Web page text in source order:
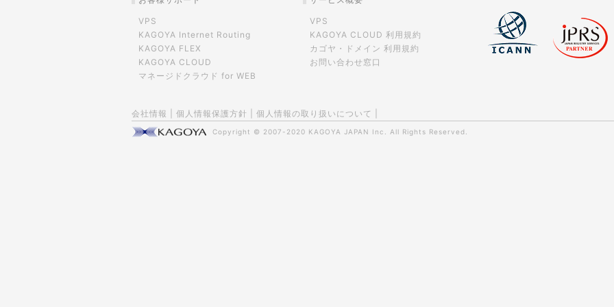
VPS
KAGOYA Internet Routing
KAGOYA FLEX
KAGOYA CLOUD
マネージドクラウド for WEB
VPS
KAGOYA CLOUD 利用規約
カゴヤ・ドメイン 利用規約
お問い合わせ窓口
会社情報 個人情報保護方針 個人情報の取り扱いについて
Copyright © 2007-2020 KAGOYA JAPAN Inc. All Rights Reserved.